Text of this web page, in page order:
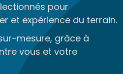
pour
et expérience du terrain.
mesure, grâce à
vous et votre